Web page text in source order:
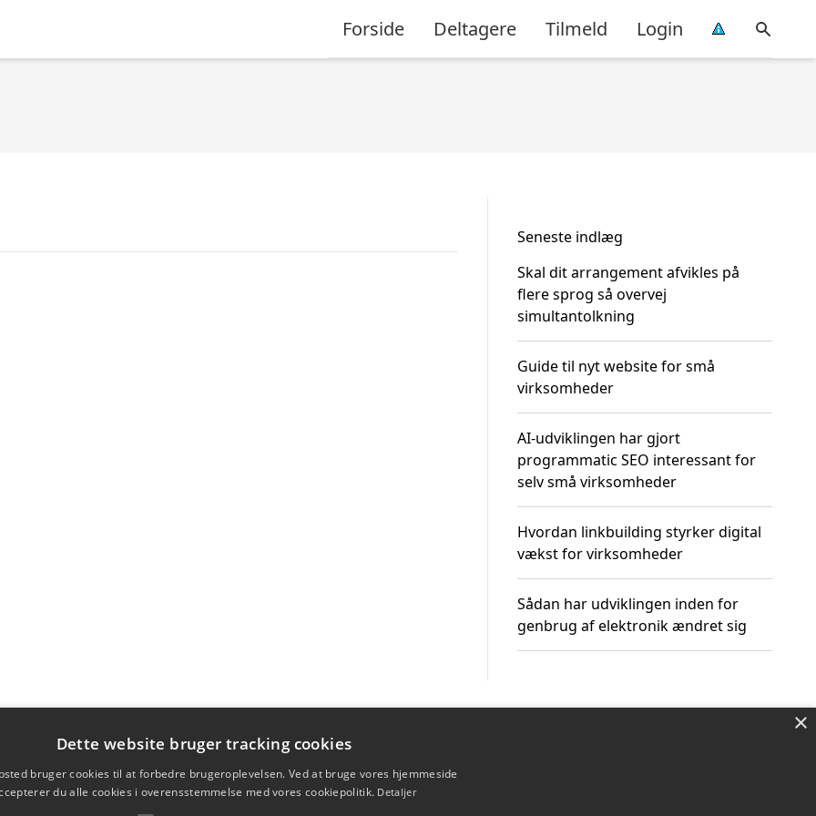
Forside Deltagere Tilmeld Login
Seneste indlæg
Skal dit arrangement afvikles på
flere sprog så overvej
simultantolkning
Guide til nyt website for små
virksomheder
AI-udviklingen har gjort
programmatic SEO interessant for
selv små virksomheder
Hvordan linkbuilding styrker digital
vækst for virksomheder
Sådan har udviklingen inden for
genbrug af elektronik ændret sig
×
Dette website bruger tracking cookies
bruger cookies til at forbedre brugeroplevelsen. Ved at bruge vores hjemmeside
du alle cookies i overensstemmelse med vores cookiepolitik. Detaljer